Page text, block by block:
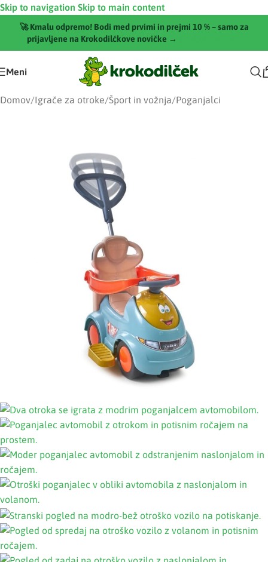
Skip to navigation Skip to main content
🚀 Kmalu odpremo! Bodi med prvimi in prejmi 10 % – samo za
prijavljene na Krokodilčkove novičke →
Meni
Domov/Igrače za otroke/Šport in vožnja/Poganjalci